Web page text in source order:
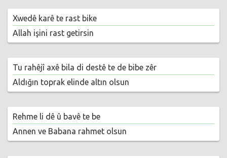
Xwedê karê te rast bike
Allah işini rast getirsin
Tu rahêjî axê bila di destê te de bibe zêr
Aldığın toprak elinde altın olsun
Rehme li dê û bavê te be
Annen ve Babana rahmet olsun